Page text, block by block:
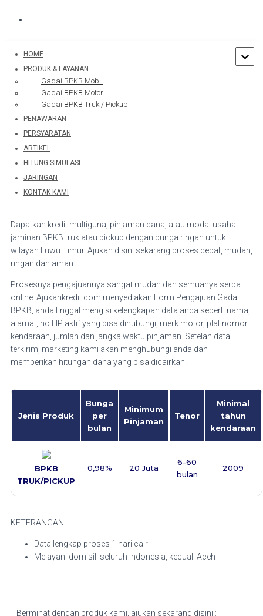
HOME
PRODUK & LAYANAN
Gadai BPKB Mobil
Gadai BPKB Motor
Gadai BPKB Truk / Pickup
PENAWARAN
PERSYARATAN
ARTIKEL
HITUNG SIMULASI
JARINGAN
KONTAK KAMI
Home/Jaringan/Gadai BPKB Truk / Pickup Luwu Timur
Gadai BPKB Truk/pickup Luwu Timur
Dapatkan kredit multiguna, pinjaman dana, atau modal usaha
jaminan BPKB truk atau pickup dengan bunga ringan untuk
wilayah Luwu Timur. Ajukan disini sekarang proses cepat, mudah,
ringan dan aman.
Prosesnya pengajuannya sangat mudah dan semuanya serba
online. Ajukankredit.com menyediakan Form Pengajuan Gadai
BPKB, anda tinggal mengisi kelengkapan data anda seperti nama,
alamat, no.HP aktif yang bisa dihubungi, merk motor, plat nomor
kendaraan, jumlah dan jangka waktu pinjaman. Setelah data
terkirim, marketing kami akan menghubungi anda dan
memberikan hitungan dana yang bisa dicairkan.
Jenis Produk
Bunga
per
bulan
Minimum
Pinjaman
Tenor
Minimal
tahun
kendaraan
BPKB
TRUK/PICKUP
0,98% 20 Juta
6-60
bulan
2009
KETERANGAN :
Data lengkap proses 1 hari cair
Melayani domisili seluruh Indonesia, kecuali Aceh
Berminat dengan produk kami, ajukan sekarang disini :